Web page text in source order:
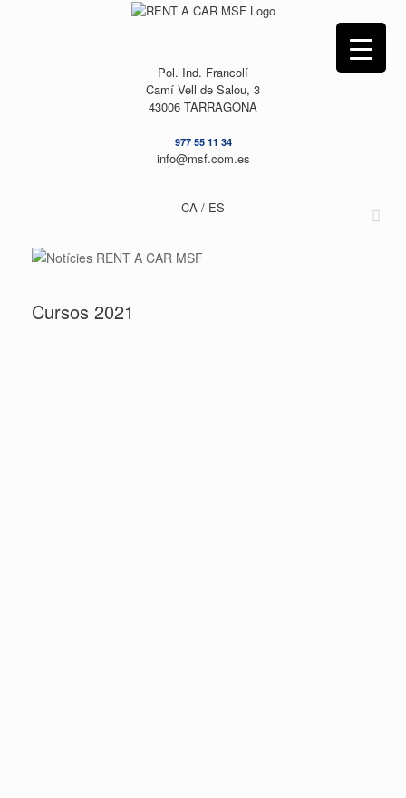
Pol. Ind. Francolí
Camí Vell de Salou, 3
43006 TARRAGONA
977 55 11 34
info@msf.com.es
CA / ES
Cursos 2021